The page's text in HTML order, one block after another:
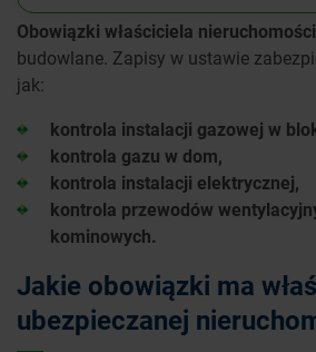
Obowiązki właściciela nieruchomości
budowlane. Zapisy w ustawie
jak:
kontrola instalacji gazowej w
kontrola gazu w dom,
kontrola instalacji elektrycznej,
kontrola przewodów
kominowych.
Jakie obowiązki ma
ubezpieczanej